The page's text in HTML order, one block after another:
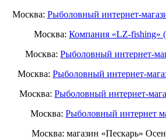
Москва: Рыболовный интернет-
Москва: Компания «LZ-fishing»
Москва: Рыболовный интернет-
Москва: Рыболовный интернет-
Москва: Рыболовный интернет-
Москва: Рыболовный интернет
Москва: магазин «Пескарь»